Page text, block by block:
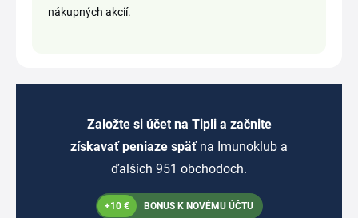
nákupných akcií.
Založte si účet na Tipli a začnite
získavať peniaze späť na Imunoklub a
ďalších 951 obchodoch.
+10 € BONUS K NOVÉMU ÚČTU